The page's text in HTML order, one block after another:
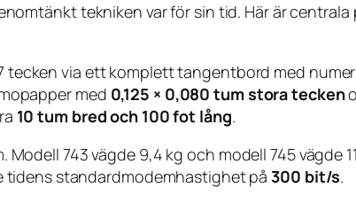
tekniken var för sin tid. Här är
tecken via ett komplett tangentbord med
med 0,125 × 0,080 tum stora tecken
10 tum bred och 100 fot lång.
Modell 743 vägde 9,4 kg och modell 745 vägde
tidens standardmodemhastighet på300 bit/s.